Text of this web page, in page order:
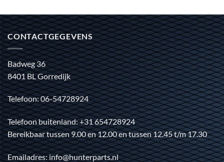
CONTACTGEGEVENS
Badweg 36
8401 BL Gorredijk
Telefoon: 06-54728924
Telefoon buitenland: +31 654728924
Bereikbaar tussen 9.00 en 12.00 en tussen 12.45 t/m 17.30
Emailadres: info@hunterparts.nl